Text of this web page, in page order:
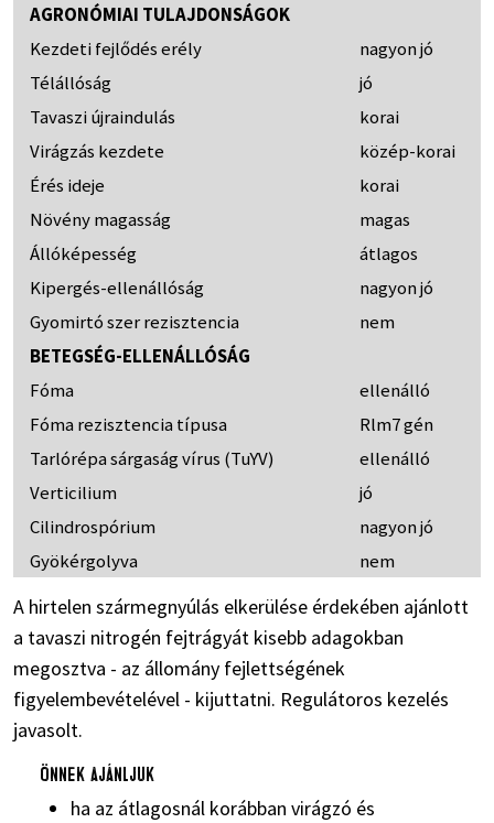
AGRONÓMIAI TULAJDONSÁGOK
Kezdeti fejlődés erély
nagyon jó
Télállóság
jó
Tavaszi újraindulás
korai
Virágzás kezdete
közép-korai
Érés ideje
korai
Növény magasság
magas
Állóképesség
átlagos
Kipergés-ellenállóság
nagyon jó
Gyomirtó szer rezisztencia
nem
BETEGSÉG-ELLENÁLLÓSÁG
Fóma
ellenálló
Fóma rezisztencia típusa
Rlm7 gén
Tarlórépa sárgaság vírus (TuYV)
ellenálló
Verticilium
jó
Cilindrospórium
nagyon jó
Gyökérgolyva
nem
A hirtelen szármegnyúlás elkerülése érdekében ajánlott
a tavaszi nitrogén fejtrágyát kisebb adagokban
megosztva - az állomány fejlettségének
figyelembevételével - kijuttatni. Regulátoros kezelés
javasolt.
Önnek ajánljuk
ha az átlagosnál korábban virágzó és